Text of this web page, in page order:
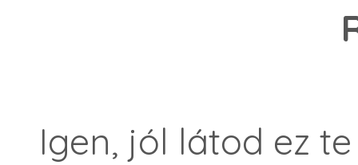
Igen, jól látod ez